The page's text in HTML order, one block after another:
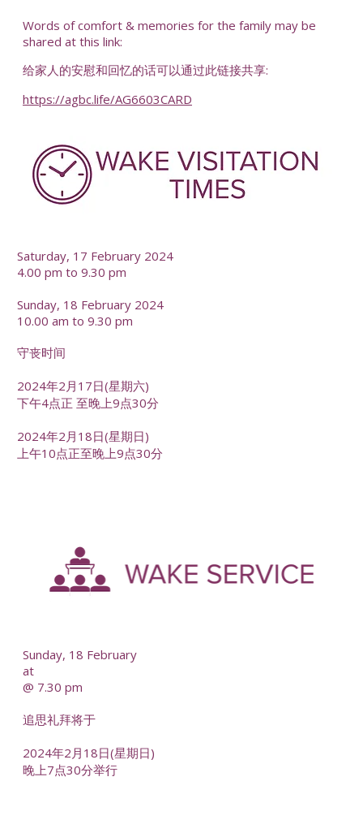
Words of comfort & memories for the family may be
shared at this link:
给家人的安慰和回忆的话可以通过此链接共享:
https://agbc.life/AG6603CARD
Saturday, 17 February 2024
4.00 pm to 9.30 pm
Sunday, 18 February 2024
10.00 am to 9.30 pm
守丧时间
2024年2月17日(星期六)
下午4点正 至晚上9点30分
2024年2月18日(星期日)
上午10点正至晚上9点30分
Sunday, 18 February
at
@ 7.30 pm
追思礼拜将于
2024年2月18日(星期日)
晚上7点30分举行